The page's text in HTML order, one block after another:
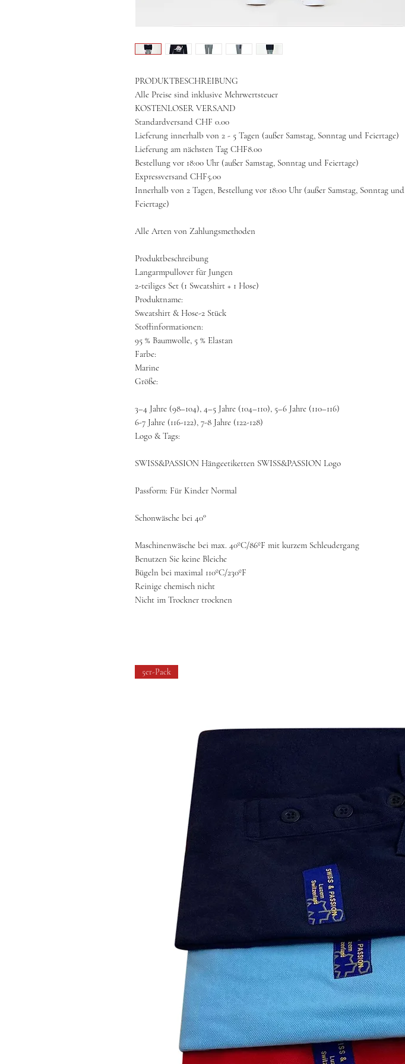
PRODUKTBESCHREIBUNG
Alle Preise sind inklusive Mehrwertsteuer
KOSTENLOSER VERSAND
Standardversand CHF 0.00
Lieferung innerhalb von 2 - 5 Tagen (außer Samstag, Sonntag und Feiertage)
Lieferung am nächsten Tag CHF8.00
Bestellung vor 18:00 Uhr (außer Samstag, Sonntag und Feiertage)
Expressversand CHF5.00
Innerhalb von 2 Tagen, Bestellung vor 18:00 Uhr (außer Samstag, Sonntag und
Feiertage)
Alle Arten von Zahlungsmethoden
Produktbeschreibung
Langarmpullover für Jungen
2-teiliges Set (1 Sweatshirt + 1 Hose)
Produktname:
Sweatshirt & Hose-2 Stück
Stoffinformationen:
95 % Baumwolle, 5 % Elastan
Farbe:
Marine
Größe:
3–4 Jahre (98–104), 4–5 Jahre (104–110), 5–6 Jahre (110–116)
6-7 Jahre (116-122), 7-8 Jahre (122-128)
Logo & Tags:
SWISS&PASSION Hängeetiketten SWISS&PASSION Logo
Passform: Für Kinder Normal
Schonwäsche bei 40°
Maschinenwäsche bei max. 40ºC/86ºF mit kurzem Schleudergang
Benutzen Sie keine Bleiche
Bügeln bei maximal 110ºC/230ºF
Reinige chemisch nicht
Nicht im Trockner trocknen
5er-Pack